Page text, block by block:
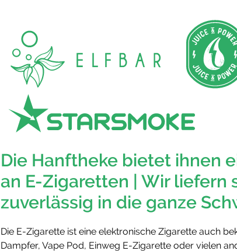
Die Hanftheke bietet ihnen
an E-Zigaretten | Wir liefern
zuverlässig in die ganze
Die E-Zigarette ist eine elektronische Zigarette auch
Dampfer, Vape Pod, Einweg E-Zigarette oder vielen